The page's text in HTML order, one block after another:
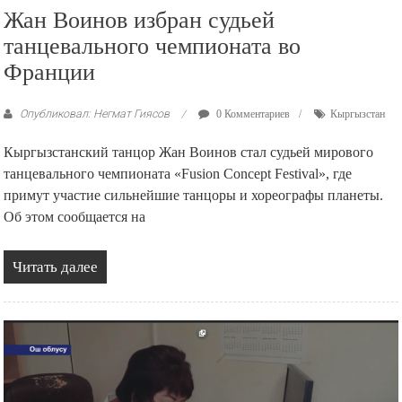
Жан Воинов избран судьей
танцевального чемпионата во
Франции
Опубликовал: Негмат Гиясов 0 Комментариев Кыргызстан
Кыргызстанский танцор Жан Воинов стал судьей мирового
танцевального чемпионата «Fusion Concept Festival», где
примут участие сильнейшие танцоры и хореографы планеты.
Об этом сообщается на
Читать далее